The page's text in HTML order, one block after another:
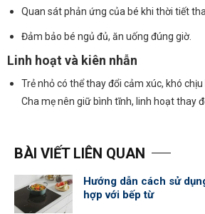
Quan sát phản ứng của bé khi thời tiết
Đảm bảo bé ngủ đủ, ăn uống đúng giờ.
Linh hoạt và kiên nhẫn
Trẻ nhỏ có thể thay đổi cảm xúc, khó
Cha mẹ nên giữ bình tĩnh, linh hoạt thay
BÀI VIẾT LIÊN QUAN
Hướng dẫn cách sử
hợp với bếp từ